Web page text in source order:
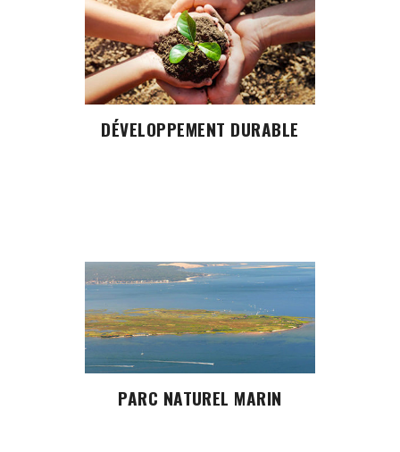
DÉVELOPPEMENT DURABLE
PARC NATUREL MARIN